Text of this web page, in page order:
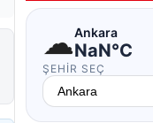
☁Ankara
NaN°C
ŞEHIR SEÇ